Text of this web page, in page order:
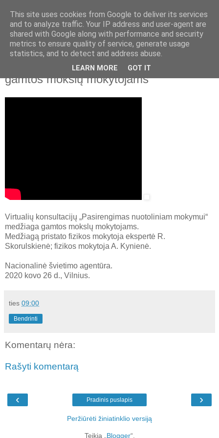
2020 m. balandžio 1 d., trečiadienis
NŠA nuotolinis mokymas. Medžiaga
gamtos mokslų mokytojams
Virtualių konsultacijų „Pasirengimas nuotoliniam mokymui“
medžiaga gamtos mokslų mokytojams.
Medžiagą pristato fizikos mokytoja ekspertė R.
Skorulskienė; fizikos mokytoja A. Kynienė.
Nacionalinė švietimo agentūra.
2020 kovo 26 d., Vilnius.
ties 09:00
Bendrinti
Komentarų nėra:
Rašyti komentarą
‹ ›
Pradinis puslapis
Peržiūrėti žiniatinklio versiją
Teikia „Blogger“.
This site uses cookies from Google to deliver its services
and to analyze traffic. Your IP address and user-agent are
shared with Google along with performance and security
metrics to ensure quality of service, generate usage
statistics, and to detect and address abuse.
LEARN MORE GOT IT